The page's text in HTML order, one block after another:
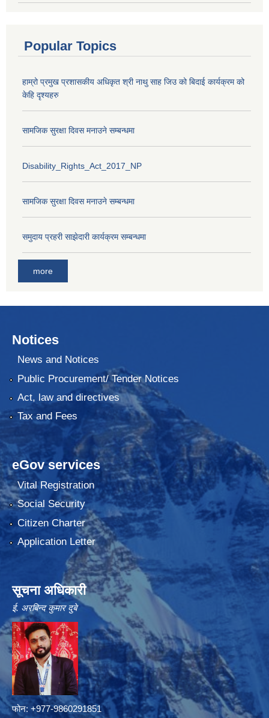
Popular Topics
हाम्रो प्रमुख प्रशासकीय अधिकृत श्री नाथु साह जिउ को बिदाई कार्यक्रम को
केहि दृश्यहरु
सामजिक सुरक्षा दिवस मनाउने सम्बन्धमा
Disability_Rights_Act_2017_NP
सामजिक सुरक्षा दिवस मनाउने सम्बन्धमा
समुदाय प्रहरी साझेदारी कार्यक्रम सम्बन्धमा
more
Notices
News and Notices
Public Procurement/ Tender Notices
Act, law and directives
Tax and Fees
eGov services
Vital Registration
Social Security
Citizen Charter
Application Letter
सूचना अधिकारी
ई. अरबिन्द कुमार दुबे
फोन: +977-9860291851